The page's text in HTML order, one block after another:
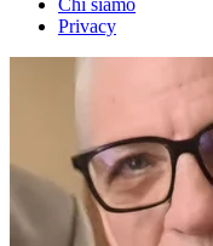
Privacy